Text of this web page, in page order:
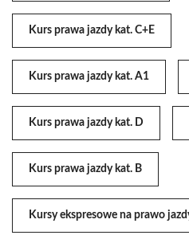
Kurs prawa jazdy kat. C+E
Kurs prawa jazdy kat. A1
Kurs prawa jazdy kat. D
Kurs prawa jazdy kat. B
Kursy ekspresowe na prawo